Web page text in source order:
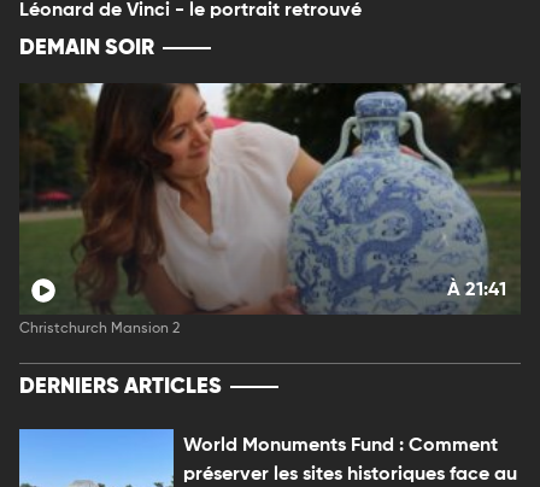
Léonard de Vinci - le portrait retrouvé
DEMAIN SOIR
À 21:41
Christchurch Mansion 2
DERNIERS ARTICLES
World Monuments Fund : Comment
préserver les sites historiques face au